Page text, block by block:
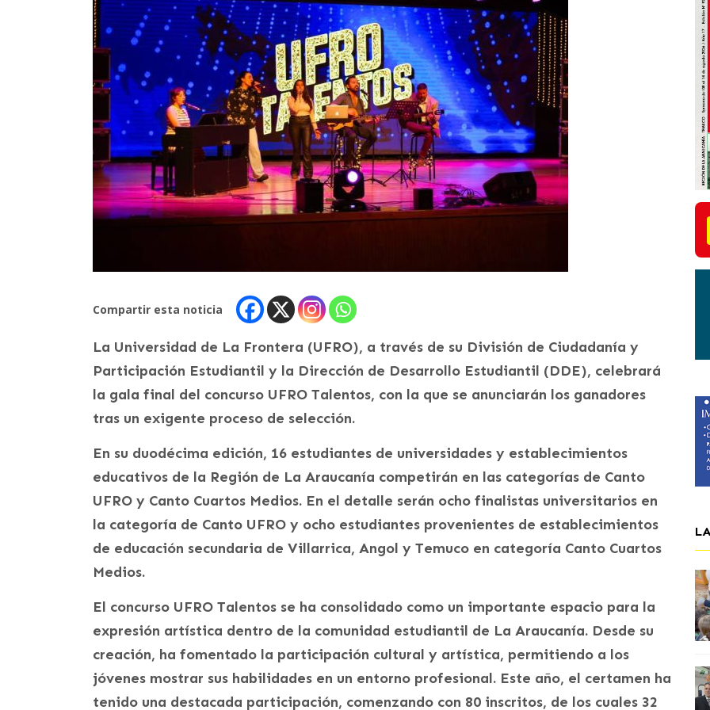
Compartir esta noticia
La Universidad de La Frontera (UFRO), a través de su División de Ciudadanía y
Participación Estudiantil y la Dirección de Desarrollo Estudiantil (DDE), celebrará
la gala final del concurso UFRO Talentos, con la que se anunciarán los ganadores
tras un exigente proceso de selección.
En su duodécima edición, 16 estudiantes de universidades y establecimientos
educativos de la Región de La Araucanía competirán en las categorías de Canto
UFRO y Canto Cuartos Medios. En el detalle serán ocho finalistas universitarios en
la categoría de Canto UFRO y ocho estudiantes provenientes de establecimientos
de educación secundaria de Villarrica, Angol y Temuco en categoría Canto Cuartos
Medios.
El concurso UFRO Talentos se ha consolidado como un importante espacio para la
expresión artística dentro de la comunidad estudiantil de La Araucanía. Desde su
creación, ha fomentado la participación cultural y artística, permitiendo a los
jóvenes mostrar sus habilidades en un entorno profesional. Este año, el certamen ha
tenido una destacada participación, comenzando con 80 inscritos, de los cuales 32